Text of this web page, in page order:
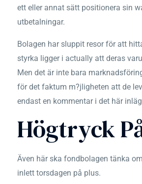
ett eller annat sätt positionera sin
utbetalningar.
Bolagen har sluppit resor för att
styrka ligger i actually att deras
Men det är inte bara
för det faktum m?jligheten att de
endast en kommentar i det här
Högtryck
Även här ska fondbolagen tänka
inlett torsdagen på plus.